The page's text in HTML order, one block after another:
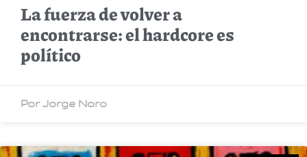
La fuerza de volver a
encontrarse: el hardcore es
político
Por Jorge Noro